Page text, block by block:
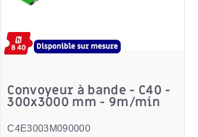
Convoyeur à bande - C40 -
300x3000 mm - 9m/min
C4E3003M090000